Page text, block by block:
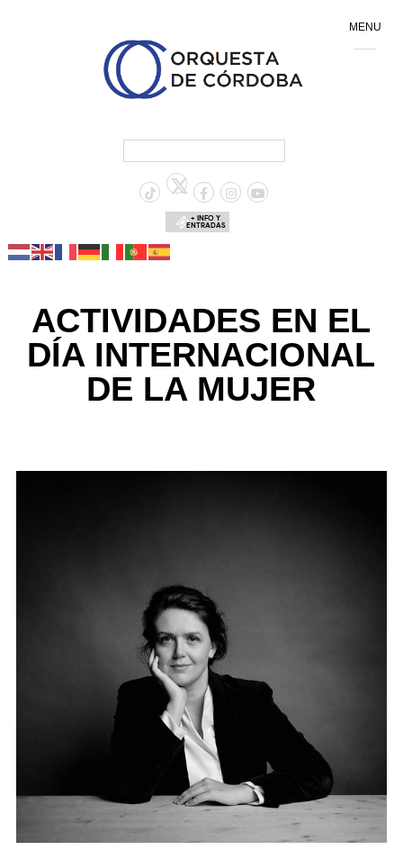
+ INFO Y
ENTRADAS
ACTIVIDADES EN EL
DÍA INTERNACIONAL
DE LA MUJER
MENU